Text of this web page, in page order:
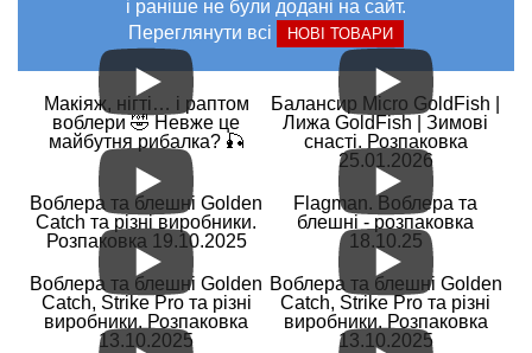
і раніше не були додані на сайт.
Переглянути всі
НОВІ ТОВАРИ
Макіяж, нігті… і раптом
воблери 🤣 Невже це
майбутня рибалка? 🎣
Балансир Micro GoldFish |
Лижа GoldFish | Зимові
снасті. Розпаковка
25.01.2026
Воблера та блешні Golden
Catch та різні виробники.
Розпаковка 19.10.2025
Flagman. Воблера та
блешні - розпаковка
18.10.25
Воблера та блешні Golden
Catch, Strike Pro та різні
виробники. Розпаковка
13.10.2025
Воблера та блешні Golden
Catch, Strike Pro та різні
виробники. Розпаковка
13.10.2025